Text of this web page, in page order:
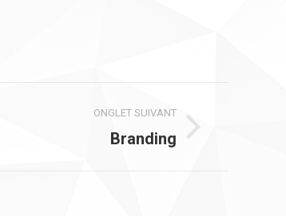
ONGLET SUIVANT
Branding